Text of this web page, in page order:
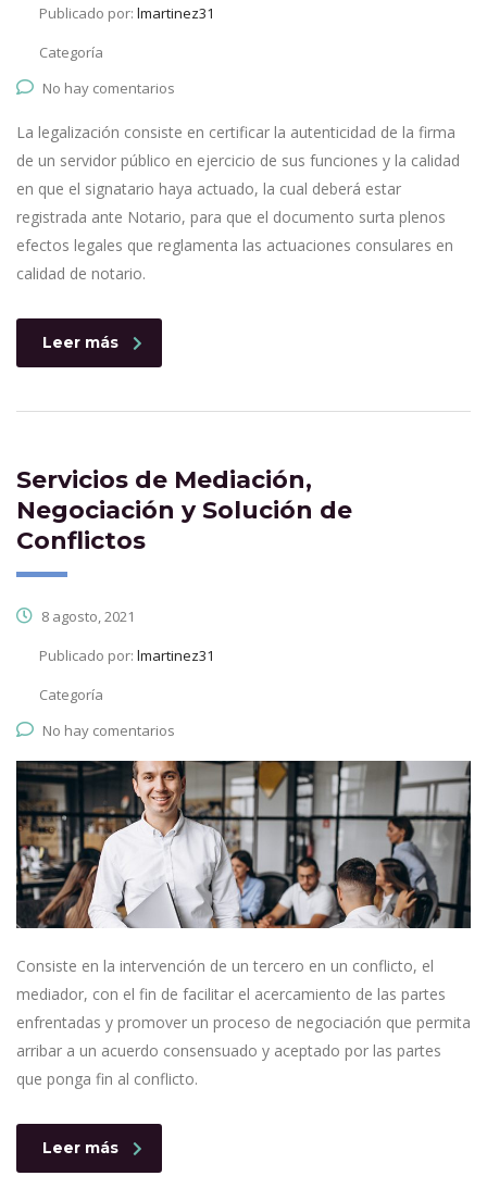
Publicado por: lmartinez31
Categoría
No hay comentarios
La legalización consiste en certificar la autenticidad de la firma
de un servidor público en ejercicio de sus funciones y la calidad
en que el signatario haya actuado, la cual deberá estar
registrada ante Notario, para que el documento surta plenos
efectos legales que reglamenta las actuaciones consulares en
calidad de notario.
Leer más
Servicios de Mediación,
Negociación y Solución de
Conflictos
8 agosto, 2021
Publicado por: lmartinez31
Categoría
No hay comentarios
Consiste en la intervención de un tercero en un conflicto, el
mediador, con el fin de facilitar el acercamiento de las partes
enfrentadas y promover un proceso de negociación que permita
arribar a un acuerdo consensuado y aceptado por las partes
que ponga fin al conflicto.
Leer más